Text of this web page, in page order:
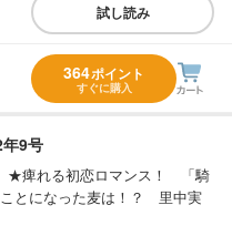
試し読み
364ポイント
すぐに購入
9号
★痺れる初恋ロマンス！ 「騎
とになった麦は！？ 里中実